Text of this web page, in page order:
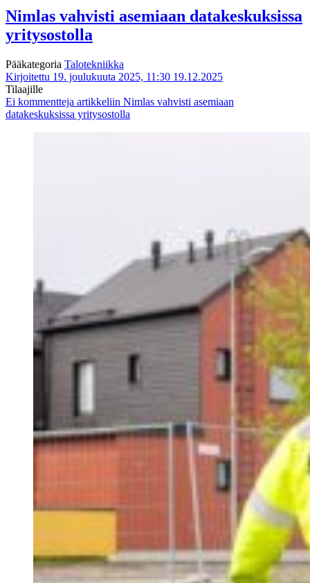
Nimlas vahvisti asemiaan datakeskuksissa
yritysostolla
Pääkategoria Talotekniikka
Kirjoitettu 19. joulukuuta 2025, 11:30 19.12.2025
Tilaajille
Ei kommentteja artikkeliin Nimlas vahvisti asemiaan
datakeskuksissa yritysostolla